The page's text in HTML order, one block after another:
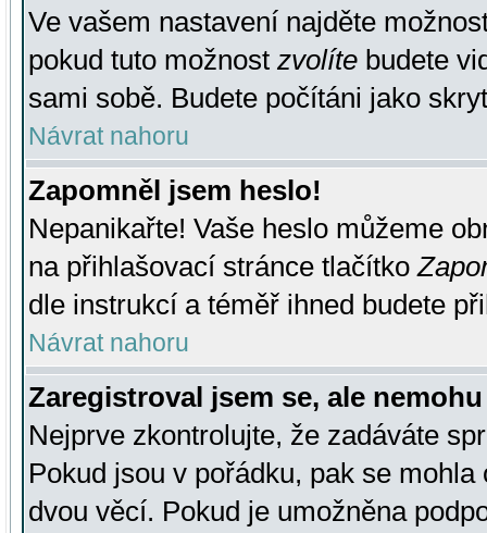
Ve vašem nastavení najděte
pokud tuto možnost zvolíte budete
sami sobě. Budete počítáni jako
Návrat nahoru
Zapomněl jsem heslo!
Nepanikařte! Vaše heslo můžeme
na přihlašovací stránce tlačítko
dle instrukcí a téměř ihned budete
Návrat nahoru
Zaregistroval jsem se, ale
Nejprve zkontrolujte, že zadáváte
Pokud jsou v pořádku, pak se
dvou věcí. Pokud je umožněna